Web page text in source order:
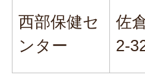
西部保健セ
ンター
佐
2-